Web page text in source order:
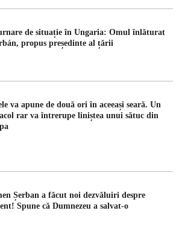
de situație în Ungaria: Omul înlăturat
propus președinte al țării
va apune de două ori în aceeași seară. Un
rar va întrerupe liniștea unui sătuc din
Șerban a făcut noi dezvăluiri despre
Spune că Dumnezeu a salvat-o